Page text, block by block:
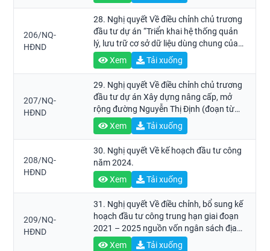
206/NQ-
HĐND
28. Nghị quyết Về điều chỉnh chủ trương
đầu tư dự án “Triển khai hệ thống quản
lý, lưu trữ cơ sở dữ liệu dùng chung của
Thành phố - giai đoạn 1”.
Xem Tải xuống
207/NQ-
HĐND
29. Nghị quyết Về điều chỉnh chủ trương
đầu tư dự án Xây dựng nâng cấp, mở
rộng đường Nguyễn Thị Định (đoạn từ
cầu Giồng Ông Tố đến cầu Mỹ Thủy).
Xem Tải xuống
208/NQ-
HĐND
30. Nghị quyết Về kế hoạch đầu tư công
năm 2024.
Xem
Tải xuống
209/NQ-
HĐND
31. Nghị quyết Về điều chỉnh, bổ sung kế
hoạch đầu tư công trung hạn giai đoạn
2021 – 2025 nguồn vốn ngân sách địa
phương.
Xem Tải xuống